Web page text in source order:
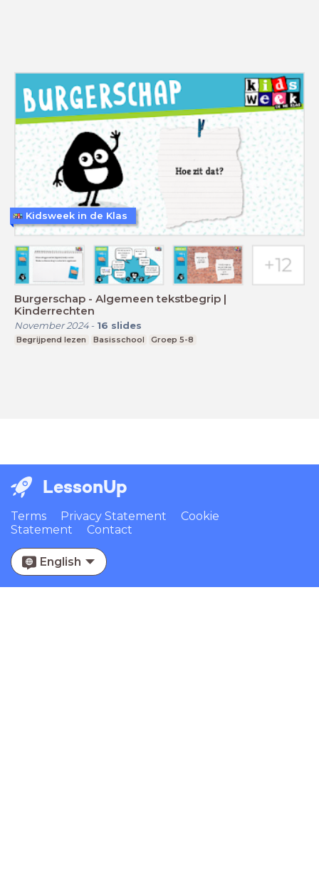
Burgerschap - Algemeen tekstbegrip |
Kinderrechten
November 2024- 16 slides
Begrijpend lezen Basisschool Groep 5-8
Kidsweek in de Klas
LessonUp
Terms Privacy Statement
Cookie
Statement
Contact
English